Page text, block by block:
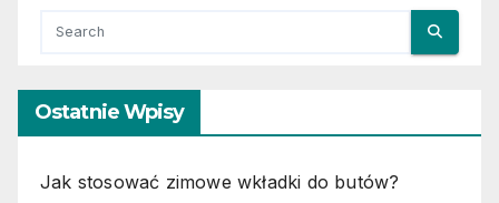
Ostatnie Wpisy
Jak stosować zimowe wkładki do butów?